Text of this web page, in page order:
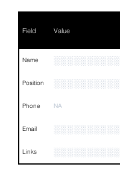
Field Value
Name ░░░░░░░░░░
Position
Phone NA
Email
Links